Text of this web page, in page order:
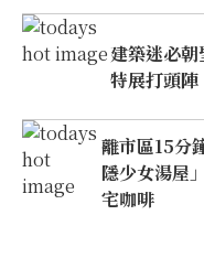
建築迷必
特展打頭
離市區15分
隱少女湯屋
宅咖啡